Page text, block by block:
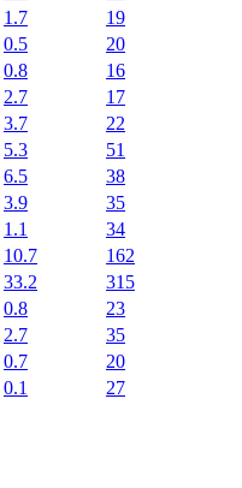
1.7
19
0.5
20
0.8
16
2.7
17
3.7
22
5.3
51
6.5
38
3.9
35
1.1
34
10.7
162
33.2
315
0.8
23
2.7
35
0.7
20
0.1 27